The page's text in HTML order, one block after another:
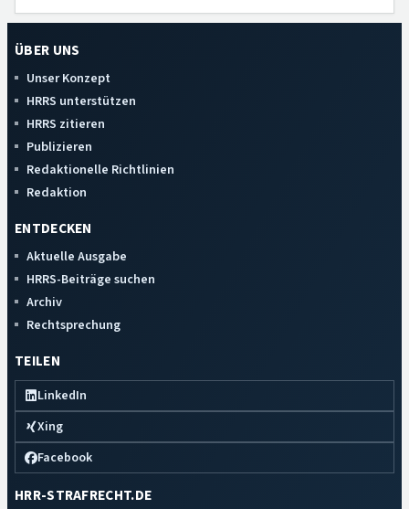
ÜBER UNS
Unser Konzept
HRRS unterstützen
HRRS zitieren
Publizieren
Redaktionelle Richtlinien
Redaktion
ENTDECKEN
Aktuelle Ausgabe
HRRS-Beiträge suchen
Archiv
Rechtsprechung
TEILEN
LinkedIn
Xing
Facebook
HRR-STRAFRECHT.DE